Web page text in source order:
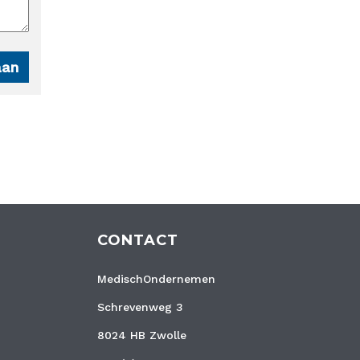
CONTACT
MedischOndernemen
Schrevenweg 3
8024 HB Zwolle